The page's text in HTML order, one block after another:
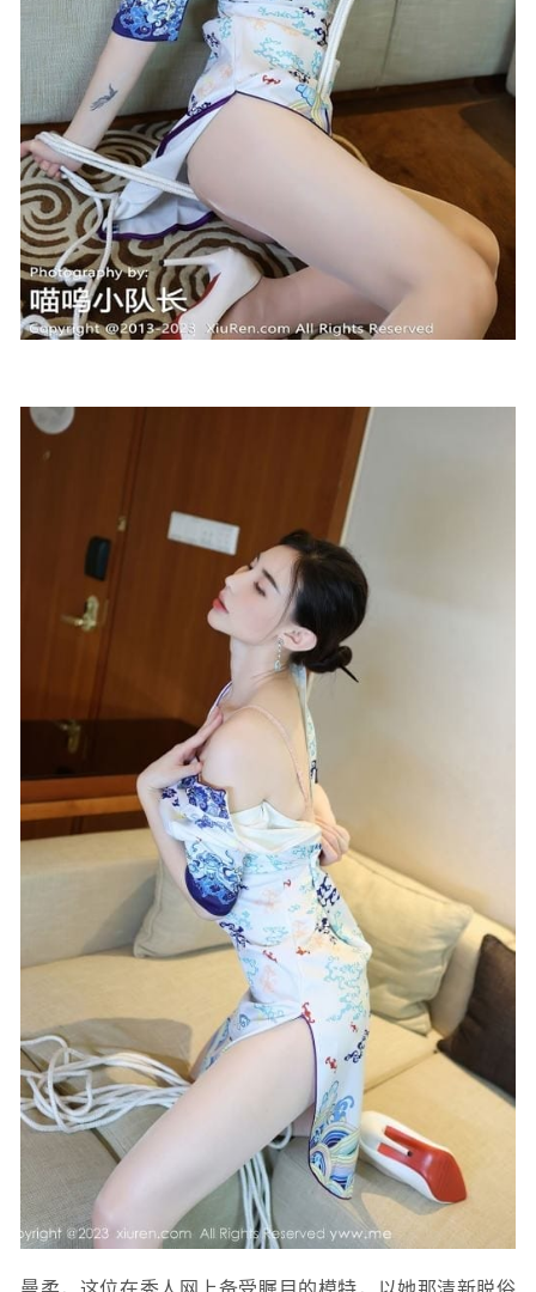
[Xiuren秀人网]2024.07.03 NO.8795 雪糕CiCi[98+1P/979MB]
2025-01-11